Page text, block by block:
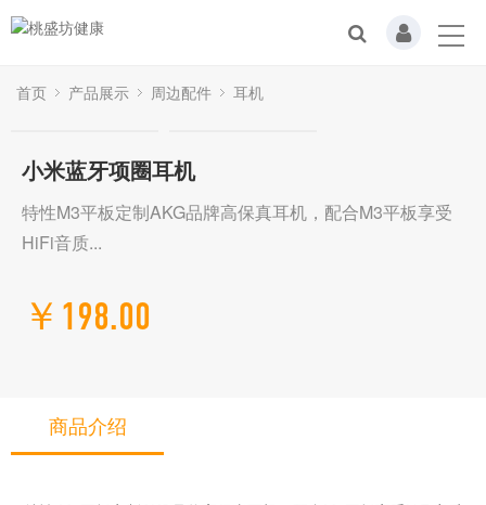
首页 产品展示 周边配件 耳机
小米蓝牙项圈耳机
特性M3平板定制AKG品牌高保真耳机，配合M3平板享受
HiFi音质...
￥198.00
商品介绍